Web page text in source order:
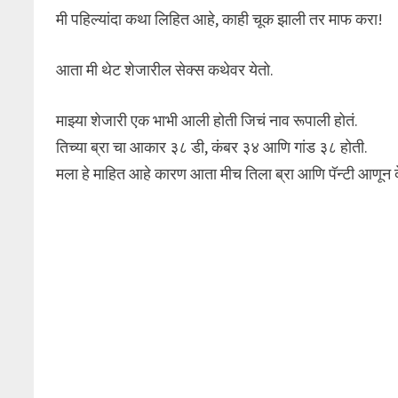
मी पहिल्यांदा कथा लिहित आहे, काही चूक झाली तर माफ करा!
आता मी थेट शेजारील सेक्स कथेवर येतो.
माझ्या शेजारी एक भाभी आली होती जिचं नाव रूपाली होतं.
तिच्या ब्रा चा आकार ३८ डी, कंबर ३४ आणि गांड ३८ होती.
मला हे माहित आहे कारण आता मीच तिला ब्रा आणि पॅन्टी आणून